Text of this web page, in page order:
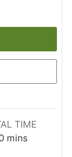
TIME
minutes
mins